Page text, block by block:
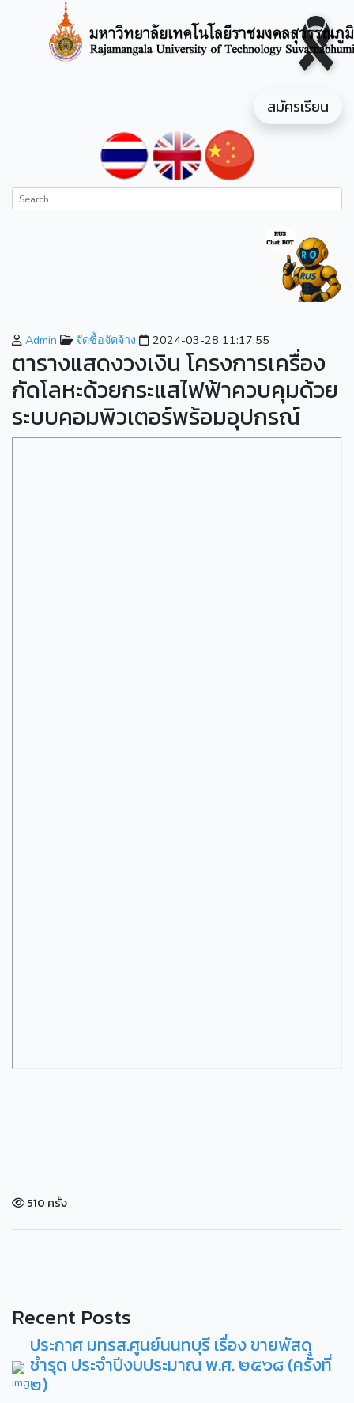
สมัครเรียน
Admin จัดซื้อจัดจ้าง 2024-03-28 11:17:55
ตารางแสดงวงเงิน โครงการเครื่อง
กัดโลหะด้วยกระแสไฟฟ้าควบคุมด้วย
ระบบคอมพิวเตอร์พร้อมอุปกรณ์
510 ครั้ง
Recent Posts
ประกาศ มทรส.ศูนย์นนทบุรี เรื่อง ขายพัสดุ
ชำรุด ประจำปีงบประมาณ พ.ศ. ๒๕๖๘ (ครั้งที่
๒)